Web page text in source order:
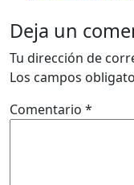
Deja un
Tu dirección de
Los campos
Comentario *